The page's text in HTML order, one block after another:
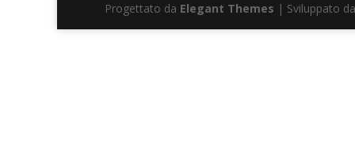
Progettato da Elegant Themes | Sviluppato da